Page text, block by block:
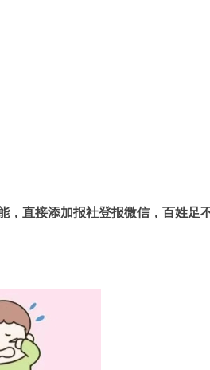
，直接添加报社登报微信，百姓足